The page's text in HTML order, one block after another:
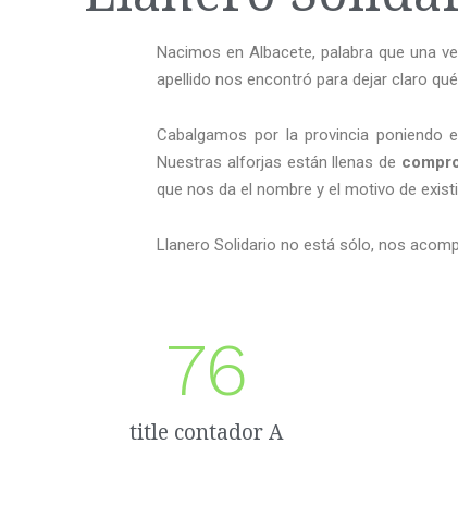
Nacimos en Albacete, palabra que una
apellido nos encontró para dejar claro
Cabalgamos por la provincia poniendo
Nuestras alforjas están llenas de
que nos da el nombre y el motivo de
Llanero Solidario no está sólo, nos
title contador A
76